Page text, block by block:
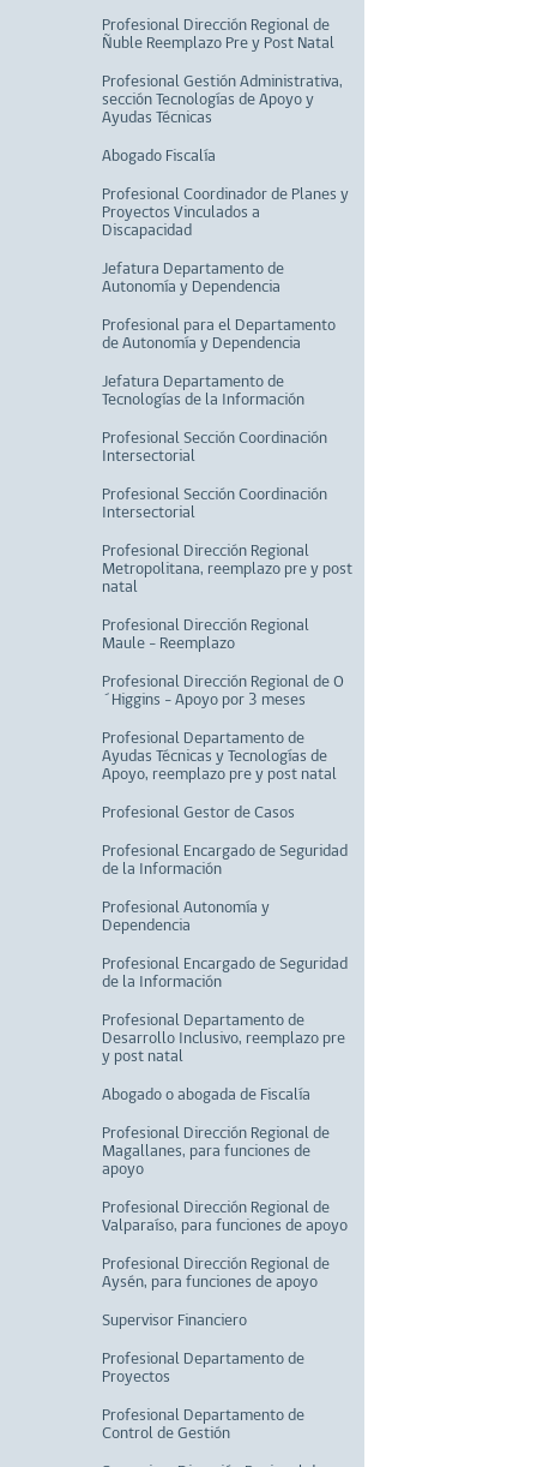
Profesional Dirección Regional de
Ñuble Reemplazo Pre y Post Natal
Profesional Gestión Administrativa,
sección Tecnologías de Apoyo y
Ayudas Técnicas
Abogado Fiscalía
Profesional Coordinador de Planes y
Proyectos Vinculados a
Discapacidad
Jefatura Departamento de
Autonomía y Dependencia
Profesional para el Departamento
de Autonomía y Dependencia
Jefatura Departamento de
Tecnologías de la Información
Profesional Sección Coordinación
Intersectorial
Profesional Sección Coordinación
Intersectorial
Profesional Dirección Regional
Metropolitana, reemplazo pre y post
natal
Profesional Dirección Regional
Maule - Reemplazo
Profesional Dirección Regional de O
´Higgins - Apoyo por 3 meses
Profesional Departamento de
Ayudas Técnicas y Tecnologías de
Apoyo, reemplazo pre y post natal
Profesional Gestor de Casos
Profesional Encargado de Seguridad
de la Información
Profesional Autonomía y
Dependencia
Profesional Encargado de Seguridad
de la Información
Profesional Departamento de
Desarrollo Inclusivo, reemplazo pre
y post natal
Abogado o abogada de Fiscalía
Profesional Dirección Regional de
Magallanes, para funciones de
apoyo
Profesional Dirección Regional de
Valparaíso, para funciones de apoyo
Profesional Dirección Regional de
Aysén, para funciones de apoyo
Supervisor Financiero
Profesional Departamento de
Proyectos
Profesional Departamento de
Control de Gestión